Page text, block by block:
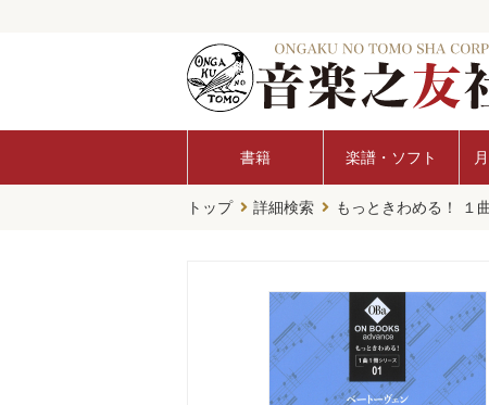
書籍 楽譜・ソフト
トップ 詳細検索 もっときわめる！ １